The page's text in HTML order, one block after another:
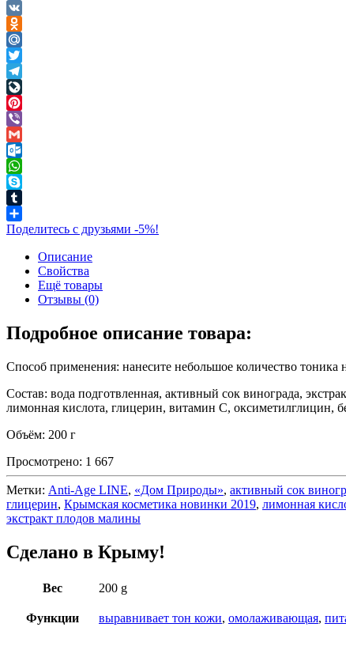
Facebook
VK
Odnoklassniki
Mail.Ru
Twitter
Telegram
LiveJournal
Pinterest
Viber
Gmail
Outlook.com
WhatsApp
Skype
Tumblr
Поделитесь с друзьями -5%!
Описание
Свойства
Ещё товары
Отзывы (0)
Подробное описание товара:
Способ применения: нанесите небольшое количество
Состав: вода подготвленная, активный сок винограда,
лимонная кислота, глицерин, витамин С, оксиметилглицин,
Объём: 200 г
Просмотрено: 1 667
Метки: Anti-Age LINE, «Дом Природы», активный сок
глицерин, Крымская косметика новинки 2019, лимонная
экстракт плодов малины
Сделано в Крыму!
Вес 200 g
Функции выравнивает тон кожи, омолаживающая,